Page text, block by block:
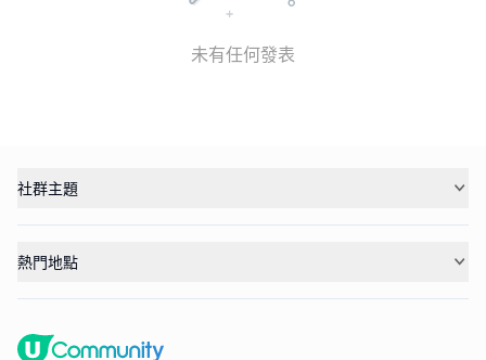
未有任何發表
社群主題
熱門地點